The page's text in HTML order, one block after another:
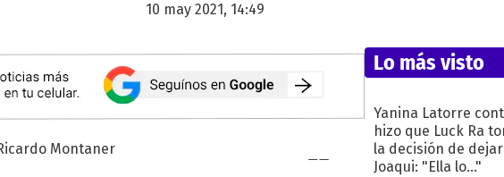
10 may 2021, 14:49
Lo más visto
Yanina Latorre
hizo que Luck Ra
la decisión de dejar
Joaqui: "Ella lo..."